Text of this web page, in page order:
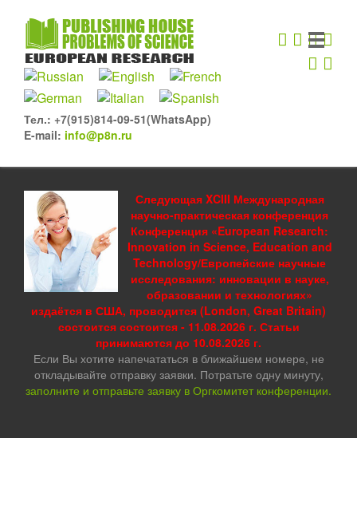
Тел.: +7(915)814-09-51(WhatsApp)
E-mail: info@p8n.ru
Следующая XCIII Международная
научно-практическая конференция
Конференция «European Research:
Innovation in Science, Education and
Technology/Европейские научные
исследования: инновации в науке,
образовании и технологиях»
издаётся в США, проводится (London, Great Britain)
состоится состоится - 11.08.2026 г. Статьи
принимаются до 10.08.2026 г.
Если Вы хотите напечататься в ближайшем номере, не
откладывайте отправку заявки. Потратьте одну минуту,
заполните и отправьте заявку в Оргкомитет конференции.